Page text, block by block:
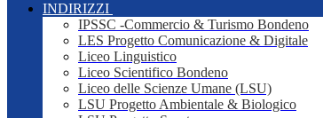
INDIRIZZI
IPSSC -Commercio & Turismo Bondeno
LES Progetto Comunicazione & Digitale
Liceo Linguistico
Liceo Scientifico Bondeno
Liceo delle Scienze Umane (LSU)
LSU Progetto Ambientale & Biologico